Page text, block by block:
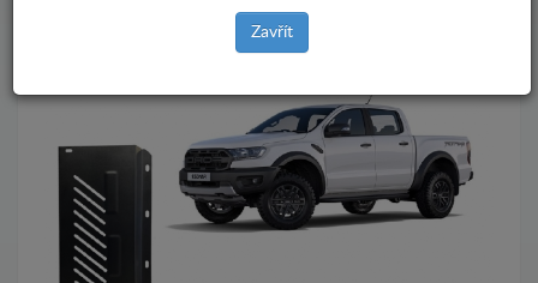
Zpět na produkty
Zavřít